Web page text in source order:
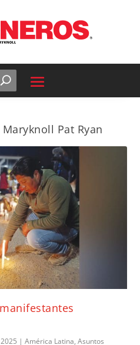
Pat Ryan
|América Latina,Asuntos